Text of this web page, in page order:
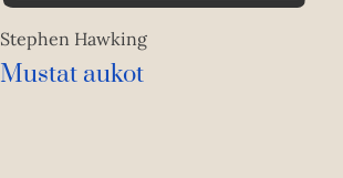
Stephen Hawking
Mustat aukot